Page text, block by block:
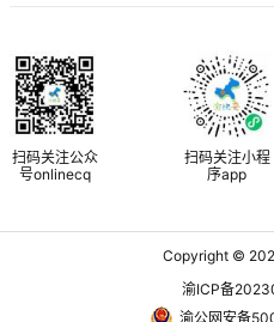
扫码关注公众
号onlinecq
扫码关注小程
序app
Copyright ©
渝ICP备
渝公网安备